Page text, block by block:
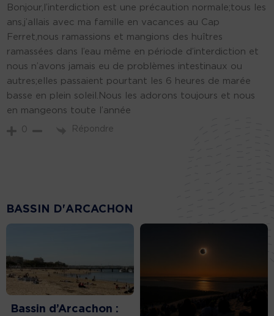
Bonjour,l’interdiction est une précaution normale;tous les
ans,j’allais avec ma famille en vacances au Cap
Ferret,nous ramassions et mangions des huîtres
ramassées dans l’eau même en période d’interdiction et
nous n’avons jamais eu de problèmes intestinaux ou
autres;elles passaient pourtant les 6 heures de marée
basse en plein soleil.Nous les adorons toujours et nous
en mangeons toute l’année
0 Répondre
BASSIN D'ARCACHON
Bassin d’Arcachon :